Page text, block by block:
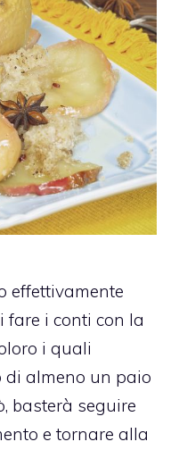
effettivamente
fare i conti con la
i quali
di almeno un paio
basterà seguire
e tornare alla